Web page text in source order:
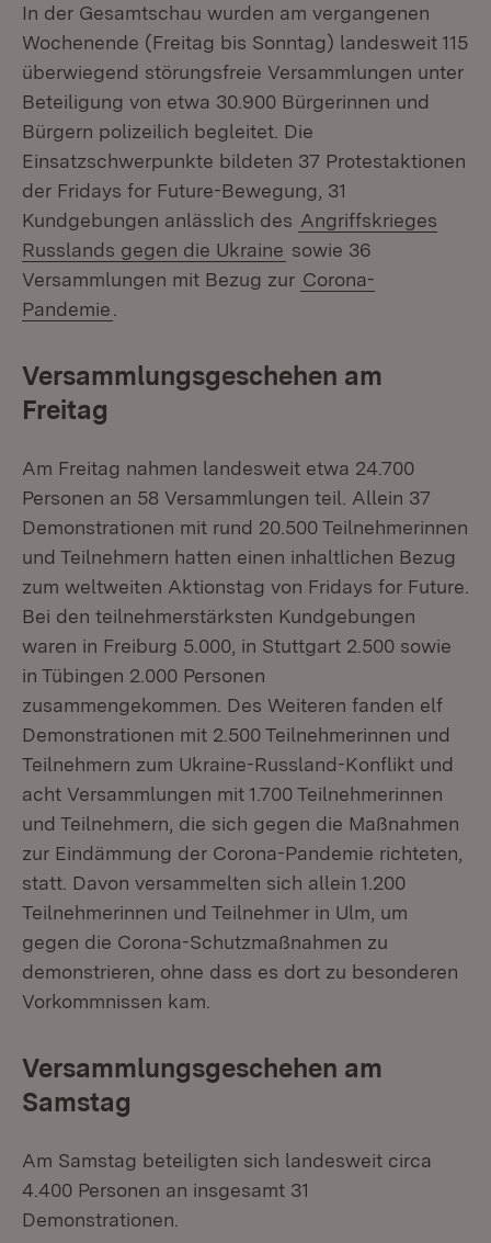
In der Gesamtschau wurden am vergangenen
Wochenende (Freitag bis Sonntag) landesweit 115
überwiegend störungsfreie Versammlungen unter
Beteiligung von etwa 30.900 Bürgerinnen und
Bürgern polizeilich begleitet. Die
Einsatzschwerpunkte bildeten 37 Protestaktionen
der Fridays for Future-Bewegung, 31
Kundgebungen anlässlich des Angriffskrieges
Russlands gegen die Ukraine sowie 36
Versammlungen mit Bezug zur Corona-
Pandemie
Versammlungsgeschehen am
Freitag
Am Freitag nahmen landesweit etwa 24.700
Personen an 58 Versammlungen teil. Allein 37
Demonstrationen mit rund 20.500 Teilnehmerinnen
und Teilnehmern hatten einen inhaltlichen Bezug
zum weltweiten Aktionstag von Fridays for Future.
Bei den teilnehmerstärksten Kundgebungen
waren in Freiburg 5.000, in Stuttgart 2.500 sowie
in Tübingen 2.000 Personen
zusammengekommen. Des Weiteren fanden elf
Demonstrationen mit 2.500 Teilnehmerinnen und
Teilnehmern zum Ukraine-Russland-Konflikt und
acht Versammlungen mit 1.700 Teilnehmerinnen
und Teilnehmern, die sich gegen die Maßnahmen
zur Eindämmung der Corona-Pandemie richteten,
statt. Davon versammelten sich allein 1.200
Teilnehmerinnen und Teilnehmer in Ulm, um
gegen die Corona-Schutzmaßnahmen zu
demonstrieren, ohne dass es dort zu besonderen
Vorkommnissen kam.
Versammlungsgeschehen am
Samstag
Am Samstag beteiligten sich landesweit circa
4.400 Personen an insgesamt 31
Demonstrationen.